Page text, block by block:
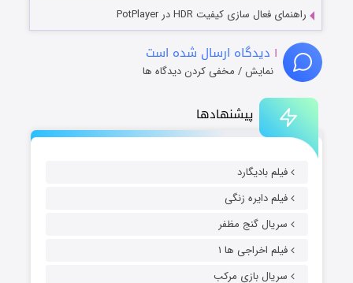
پیشنهادها
فیلم بادیگارد
فیلم دایره زنگی
سریال گنج مظفر
فیلم اخراجی ها ۱
سریال بازی مرکب
راهنمای فعال سازی کیفیت HDR در PotPlayer
۱ دیدگاه ارسال شده است
نمایش / مخفی کردن دیدگاه ها